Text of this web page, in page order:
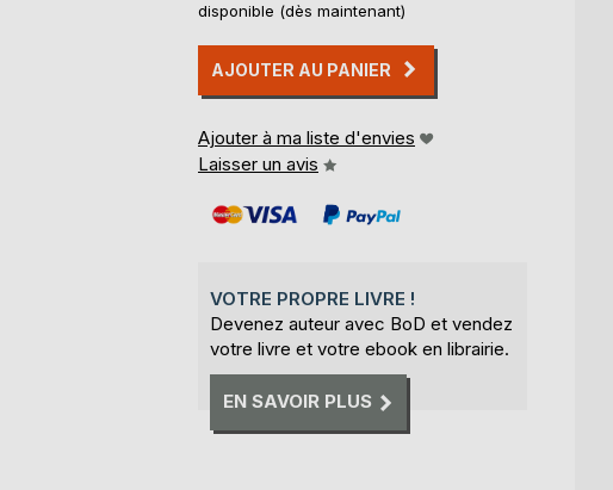
disponible (dès maintenant)
AJOUTER AU PANIER
Ajouter à ma liste d'envies
Laisser un avis
VOTRE PROPRE LIVRE !
Devenez auteur avec BoD et vendez
votre livre et votre ebook en librairie.
EN SAVOIR PLUS